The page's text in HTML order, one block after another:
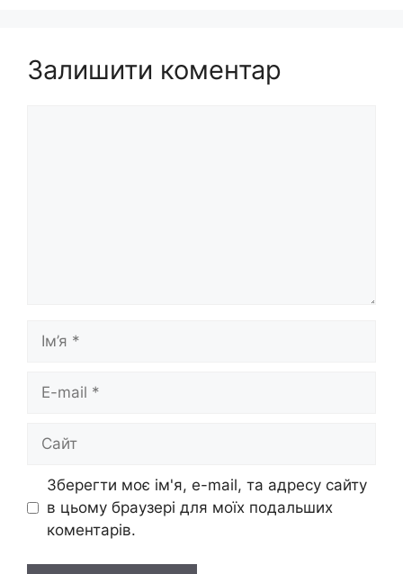
Залишити коментар
mail
Зберегти моє ім'я, e-mail, та адресу сайту
в цьому браузері для моїх подальших
коментарів.